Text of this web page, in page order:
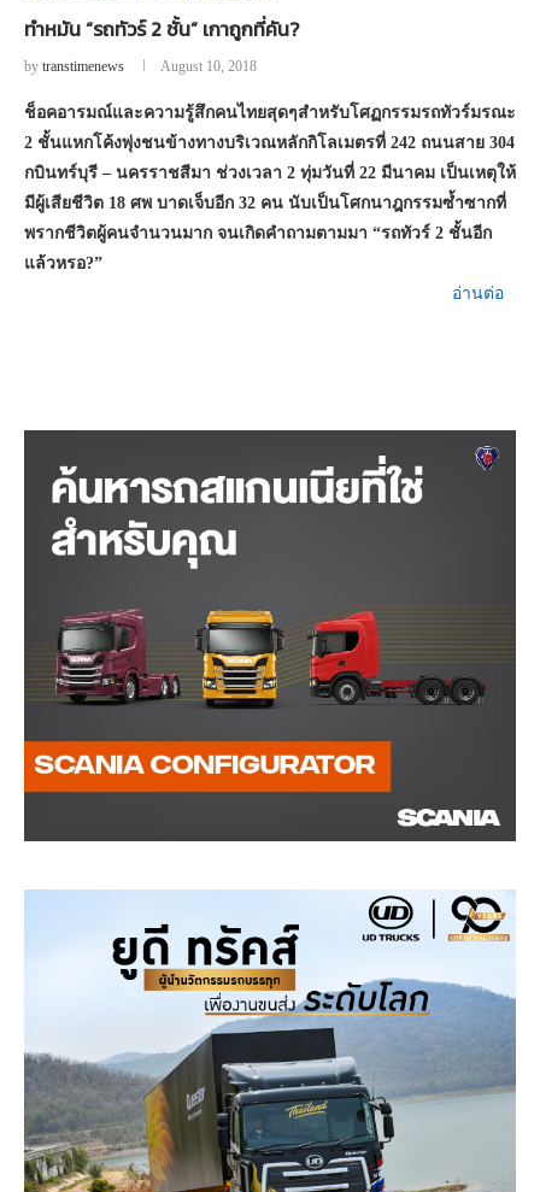
ทำหมัน “รถทัวร์ 2 ชั้น” เกาถูกที่คัน?
by transtimenews August 10, 2018
ช็อคอารมณ์และความรู้สึกคนไทยสุดๆสำหรับโศฏกรรมรถทัวร์มรณะ
2 ชั้นแหกโค้งพุ่งชนข้างทางบริเวณหลักกิโลเมตรที่ 242 ถนนสาย 304
กบินทร์บุรี – นครราชสีมา ช่วงเวลา 2 ทุ่มวันที่ 22 มีนาคม เป็นเหตุให้
มีผู้เสียชีวิต 18 ศพ บาดเจ็บอีก 32 คน นับเป็นโศกนาฎกรรมซ้ำซากที่
พรากชีวิตผู้คนจำนวนมาก จนเกิดคำถามตามมา “รถทัวร์ 2 ชั้นอีก
แล้วหรอ?”
อ่านต่อ